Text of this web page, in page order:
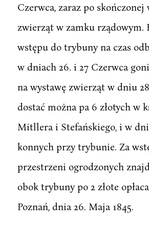
Czerwca, zaraz po skończonej
zwierząt w zamku rządowym.
wstępu do trybuny na czas
w dniach 26. i 27 Czerwca
na wystawę zwierząt w dniu
dostać można pa 6 złotych w
Mitllera i Stefańskiego, i w
konnych przy trybunie. Za
przestrzeni ogrodzonych
obok trybuny po 2 złote
Poznań, dnia 26. Maja 1845.